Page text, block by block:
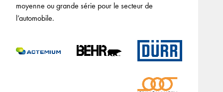
moyenne ou grande série pour le secteur de
l’automobile.